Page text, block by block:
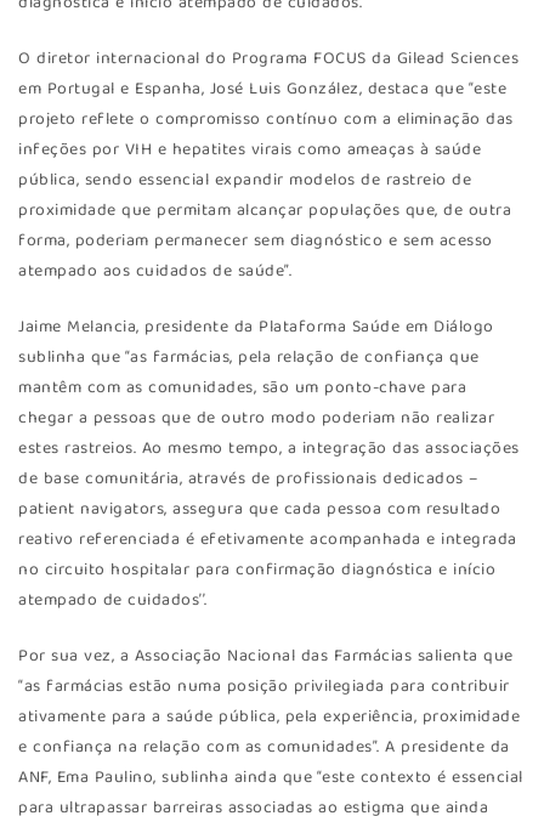
O diretor internacional do Programa FOCUS da Gilead Sciences
em Portugal e Espanha, José Luis González, destaca que “este
projeto reflete o compromisso contínuo com a eliminação das
infeções por VIH e hepatites virais como ameaças à saúde
pública, sendo essencial expandir modelos de rastreio de
proximidade que permitam alcançar populações que, de outra
forma, poderiam permanecer sem diagnóstico e sem acesso
atempado aos cuidados de saúde”.
Jaime Melancia, presidente da Plataforma Saúde em Diálogo
sublinha que “as farmácias, pela relação de confiança que
mantêm com as comunidades, são um ponto-chave para
chegar a pessoas que de outro modo poderiam não realizar
estes rastreios. Ao mesmo tempo, a integração das associações
de base comunitária, através de profissionais dedicados –
patient navigators, assegura que cada pessoa com resultado
reativo referenciada é efetivamente acompanhada e integrada
no circuito hospitalar para confirmação diagnóstica e início
atempado de cuidados’’.
Por sua vez, a Associação Nacional das Farmácias salienta que
“as farmácias estão numa posição privilegiada para contribuir
ativamente para a saúde pública, pela experiência, proximidade
e confiança na relação com as comunidades”. A presidente da
ANF, Ema Paulino, sublinha ainda que “este contexto é essencial
para ultrapassar barreiras associadas ao estigma que ainda